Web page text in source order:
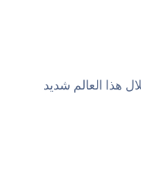
هذا العالم شديد